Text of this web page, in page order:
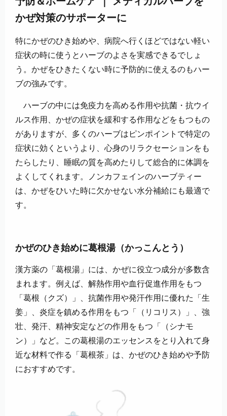
かぜ対策のサポーターに
特にかぜのひき始めや、病院へ行くほどではない軽い
症状の時に使うとハーブのよさを実感できるでしょ
う。かぜをひきたくない時に予防的に使えるのもハー
ブの強みです。
ハーブの中には免疫力を高める作用や抗菌・抗ウイ
ルス作用、かぜの症状を緩和する作用などをもつもの
がありますが、多くのハーブはピンポイントで特定の
症状に効くというより、心身のリラクセーションをも
たらしたり、睡眠の質を高めたりして総合的に体調を
よくしてくれます。ノンカフェインのハーブティー
は、かぜをひいた時に欠かせない水分補給にも最適で
す。
かぜのひき始めに葛根湯（かっこんとう）
漢方薬の「葛根湯」には、かぜに役立つ成分が多数含
まれます。例えば、解熱作用や血行促進作用をもつ
「葛根（クズ）」、抗菌作用や発汗作用に優れた「生
姜」、炎症を鎮める作用をもつ「（リコリス）」、強
壮、発汗、精神安定などの作用をもつ「（シナモ
ン）」など。この葛根湯のエッセンスをとり入れて身
近な材料で作る「葛根茶」は、かぜのひき始めや予防
におすすめです。